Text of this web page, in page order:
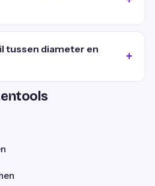
tussen diameter en